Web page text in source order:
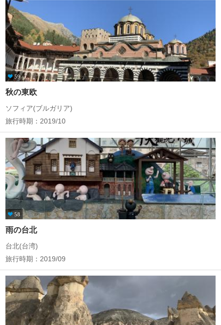
59
秋の東欧
ソフィア(ブルガリア)
旅行時期：2019/10
58
雨の台北
台北(台湾)
旅行時期：2019/09